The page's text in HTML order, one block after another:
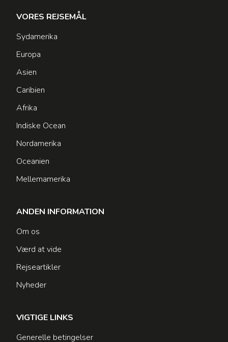
VORES REJSEMÅL
Sydamerika
Europa
Asien
Caribien
Afrika
Indiske Ocean
Nordamerika
Oceanien
Mellemamerika
ANDEN INFORMATION
Om os
Værd at vide
Rejseartikler
Nyheder
VIGTIGE LINKS
Generelle betingelser